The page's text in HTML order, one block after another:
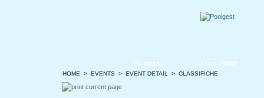
HOME > EVENTS > EVENT DETAIL > CLASSIFICHE
Events Area FINP
HOME > EVENTS > EVENT DETAIL > CLASSIFICHE